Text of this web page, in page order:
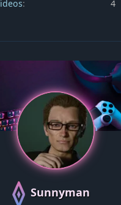
4
Sunnyman